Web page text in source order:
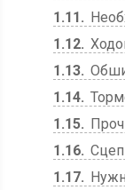
1.11
1.12
1.13
1.14
1.15
1.16
1.17